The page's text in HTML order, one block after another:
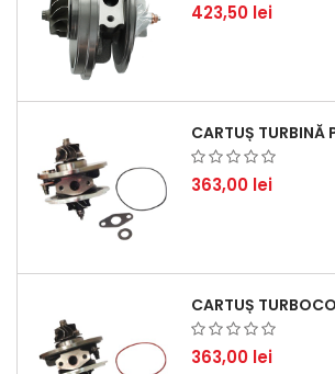
423,50 lei
363,00 lei
363,00 lei